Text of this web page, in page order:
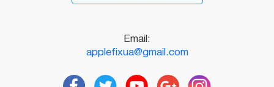
Email:
applefixua@gmail.com